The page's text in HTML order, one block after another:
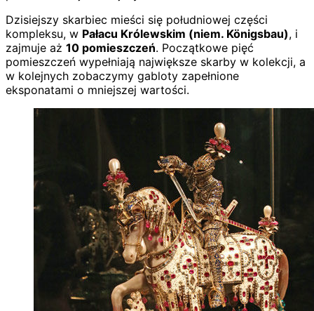
Dzisiejszy skarbiec mieści się południowej części
kompleksu, w Pałacu Królewskim (niem. Königsbau), i
zajmuje aż 10 pomieszczeń. Początkowe pięć
pomieszczeń wypełniają największe skarby w kolekcji, a
w kolejnych zobaczymy gabloty zapełnione
eksponatami o mniejszej wartości.